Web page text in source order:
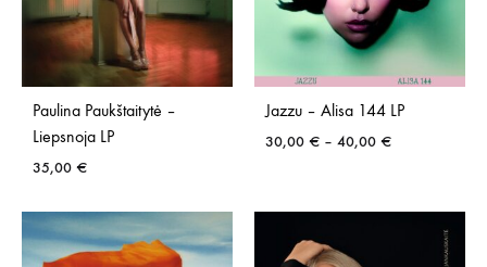
Paulina Paukštaitytė –
Liepsnoja LP
35,00 €
Jazzu – Alisa 144 LP
30,00 € – 40,00 €Price
through
40,00 €